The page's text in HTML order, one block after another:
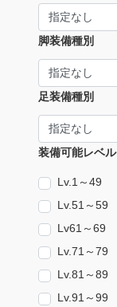
脚装備種別
足装備種別
装備可能レベル
Lv.1～49
Lv.51～59
Lv61～69
Lv.71～79
Lv.81～89
Lv.91～99